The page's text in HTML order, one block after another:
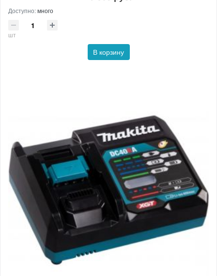
Доступно:много
шт
В корзину